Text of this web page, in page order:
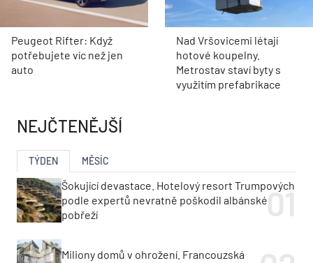
Peugeot Rifter: Když
potřebujete víc než jen
auto
Nad Vršovicemi létají
hotové koupelny.
Metrostav staví byty s
využitím prefabrikace
NEJČTENĚJŠÍ
TÝDEN MĚSÍC
Šokující devastace. Hotelový resort Trumpových
podle expertů nevratně poškodil albánské
pobřeží
Miliony domů v ohrožení. Francouzská